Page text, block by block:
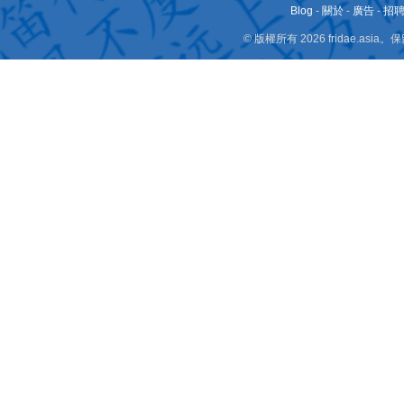
Blog - 關於 - 廣告 -招
© 版權所有 2026 fridae.asia。